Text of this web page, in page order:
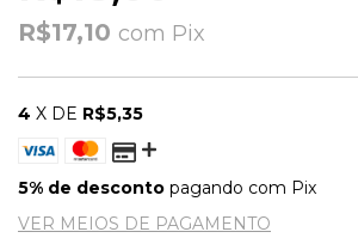
R$17,10 com Pix
4 X DE R$5,35
5% de desconto pagando com Pix
VER MEIOS DE PAGAMENTO